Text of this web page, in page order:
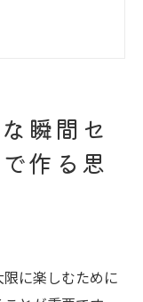
道具選びのポ
クニック
由度を活かす
瞬間セ
作る思
に楽しむために